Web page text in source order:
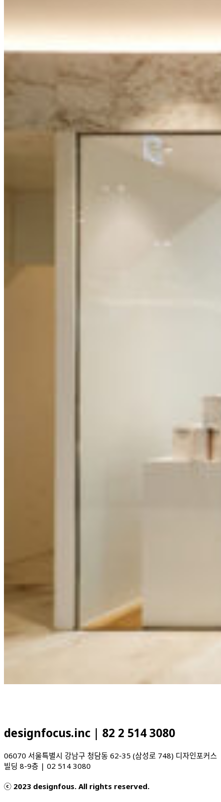
designfocus.inc | 82 2 514 3080
06070 서울특별시 강남구 청담동 62-35 (삼성로 748) 디자인포커스
빌딩 8-9층 | 02 514 3080
ⓒ 2023 designfous. All rights reserved.